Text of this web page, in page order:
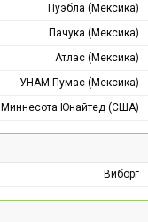
Пуэбла (Мексика)
Пачука (Мексика)
Атлас (Мексика)
УНАМ Пумас (Мексика)
Миннесота Юнайтед (США)
Виборг